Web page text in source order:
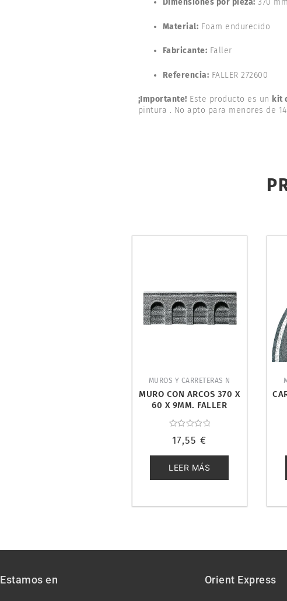
Dimensiones por pieza: 370
Material: Foam endurecido
Fabricante: Faller
Referencia: FALLER 272600
¡Importante! Este producto es un kit
pintura . No apto para menores de
MUROS Y CARRETERAS N
MURO CON ARCOS 370 X
60 X 9MM. FALLER
con
de
5
17,55€
LEER MÁS
Estamos en Orient Express